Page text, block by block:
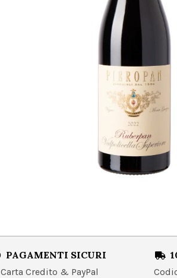
PAGAMENTI SICURI
Carta Credito & PayPal